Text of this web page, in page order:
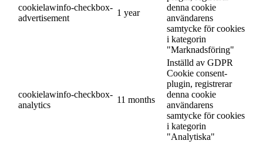
cookielawinfo-checkbox-
advertisement
1 year
denna cookie
användarens
samtycke för cookies
i kategorin
"Marknadsföring"
cookielawinfo-checkbox-
analytics
11 months
Inställd av GDPR
Cookie consent-
plugin, registrerar
denna cookie
användarens
samtycke för cookies
i kategorin
"Analytiska"